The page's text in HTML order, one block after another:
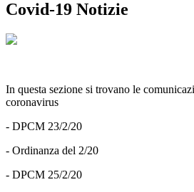
Covid-19 Notizie
In questa sezione si trovano le
coronavirus
- DPCM 23/2/20
- Ordinanza del 2/20
- DPCM 25/2/20